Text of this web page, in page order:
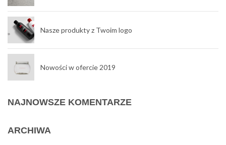
Nasze produkty z Twoim logo
Nowości w ofercie 2019
NAJNOWSZE KOMENTARZE
ARCHIWA